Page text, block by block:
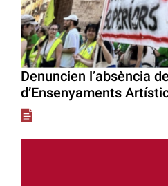
Denuncien l’absència
d’Ensenyaments